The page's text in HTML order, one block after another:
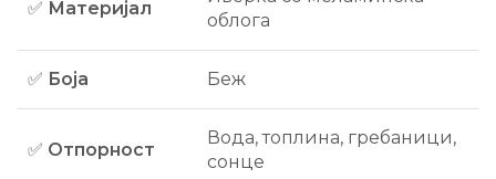
✅ Материјал
облога
✅ Боја Беж
✅ Отпорност
Вода, топлина, гребаници,
сонце